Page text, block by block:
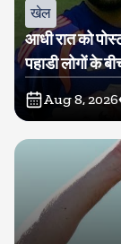
खेल
आधी रात को
पहाडी लोगों के
Aug 8, 2026